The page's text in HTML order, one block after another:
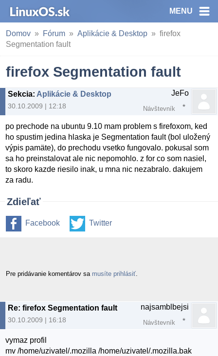
MENU
Domov Fórum Aplikácie & Desktop
firefox
Segmentation fault
firefox Segmentation fault
Sekcia: Aplikácie & Desktop
30.10.2009 | 12:18
JeFo
Návštevník
po prechode na ubuntu 9.10 mam problem s firefoxom, ked
ho spustim jedina hlaska je Segmentation fault (bol uložený
výpis pamäte), do prechodu vsetko fungovalo. pokusal som
sa ho preinstalovat ale nic nepomohlo. z for co som nasiel,
to skoro kazde riesilo inak, u mna nic nezabralo. dakujem
za radu.
Zdieľať
Facebook Twitter
Pre pridávanie komentárov sa musíte prihlásiť
Re: firefox Segmentation fault
30.10.2009 | 16:18
najsamblbejsi
Návštevník
vymaz profil
mv /home/uzivatel/.mozilla /home/uzivatel/.mozilla.bak